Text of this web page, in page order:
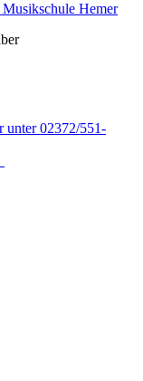
unter 02372/551-